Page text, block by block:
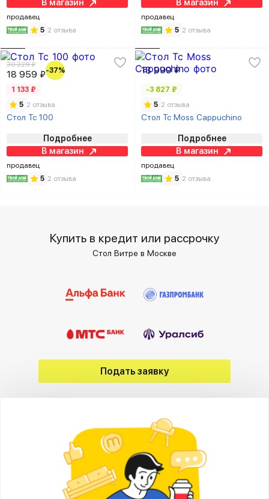
В магазин
продавец
5 2 отзыва
В магазин
продавец
5 2 отзыва
30 329 ₽
18 959 ₽-37%
1 133 ₽
5 2 отзыва
Стол Tc 100
Подробнее
В магазин
продавец
5 2 отзыва
13 999 ₽
-3 827 ₽
5 2 отзыва
Стол Tc Moss Cappuchino
Подробнее
В магазин
продавец
5 2 отзыва
Купить в кредит или рассрочку
Стол Витре в Москве
Подать заявку